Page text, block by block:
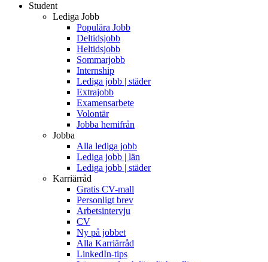
Student
Lediga Jobb
Populära Jobb
Deltidsjobb
Heltidsjobb
Sommarjobb
Internship
Lediga jobb | städer
Extrajobb
Examensarbete
Volontär
Jobba hemifrån
Jobba
Alla lediga jobb
Lediga jobb | län
Lediga jobb | städer
Karriärråd
Gratis CV-mall
Personligt brev
Arbetsintervju
CV
Ny på jobbet
Alla Karriärråd
LinkedIn-tips